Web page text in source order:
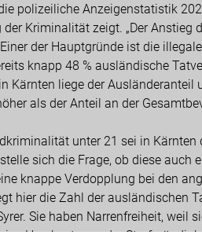
polizeiliche Anzeigenstatistik
Kriminalität zeigt. „Der Anstieg
der Hauptgründe ist die
knapp 48 % ausländische
Kärnten liege der Ausländeranteil
als der Anteil an der
unter 21 sei in Kärnten
sich die Frage, ob diese auch
knappe Verdopplung bei den
hier die Zahl der ausländischen
Sie haben Narrenfreiheit, weil
Herabsetzung der